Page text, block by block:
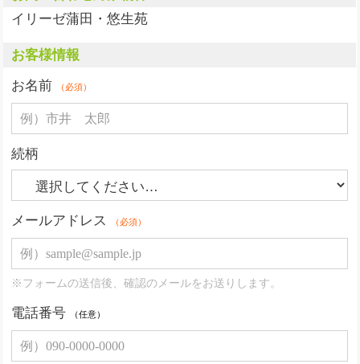
イリーゼ蒲田・悠生苑
お客様情報
お名前
（必須）
続柄
メールアドレス （必須）
※フォームの送信後、確認のメールをお送りします。
電話番号 （任意）